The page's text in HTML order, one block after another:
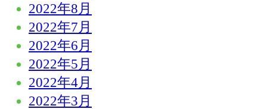
2022年8月
2022年7月
2022年6月
2022年5月
2022年4月
2022年3月